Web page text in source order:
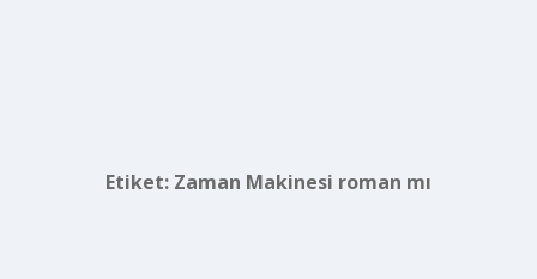
Etiket: Zaman Makinesi roman mı